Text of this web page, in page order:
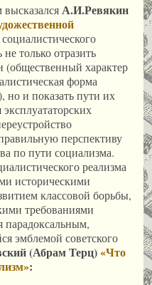
А.И.Ревякин
только отразить
(общественный характер
форма
но и показать пути их
перспективу
по пути социализма.
реализма
историческими
классовой борьбы,
требованиями
парадоксальным,
эмблемой советского
(Абрам Терц)«Что
: